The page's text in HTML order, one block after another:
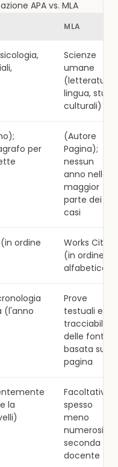
APA vs. MLA
MLA
Scienze
umane
(letteratura,
lingua, studi
culturali)
per
(Autore
Pagina);
nessun
anno nella
maggior
parte dei
casi
ordine
Works Cited
(in ordine
alfabetico)
(l'anno
Prove
testuali e
tracciabilità
delle fonti
basata sulla
pagina
la
Facoltativi;
spesso
meno
numerosi a
seconda del
docente